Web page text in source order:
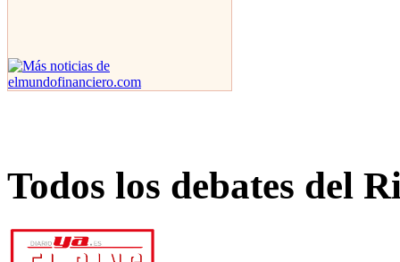
Todos los debates del